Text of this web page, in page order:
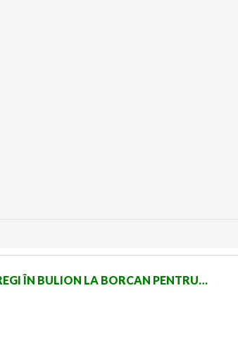
ÎN BULION LA BORCAN PENTRU…